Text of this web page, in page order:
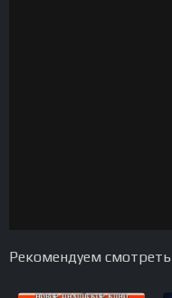
Рекомендуем смотреть